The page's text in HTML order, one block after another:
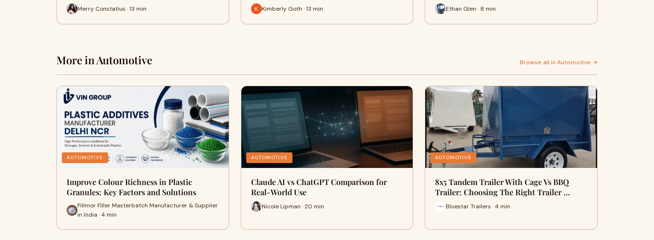
Merry Constatius · 13 min Kimberly Goth · 13 min Ethan Glen · 8 min
More in Automotive Browse all in Automotive →
AUTOMOTIVE
Improve Colour Richness in Plastic
Granules: Key Factors and Solutions
Fillmor Filler Masterbatch Manufacturer & Supplier
in India · 4 min
AUTOMOTIVE
Claude AI vs ChatGPT Comparison for
Real-World Use
Nicole Lipman · 20 min
AUTOMOTIVE
8x5 Tandem Trailer With Cage Vs BBQ
Trailer: Choosing The Right Trailer …
Bluestar Trailers · 4 min